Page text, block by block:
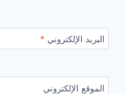
البريد الإلكتروني *
الموقع الإلكتروني